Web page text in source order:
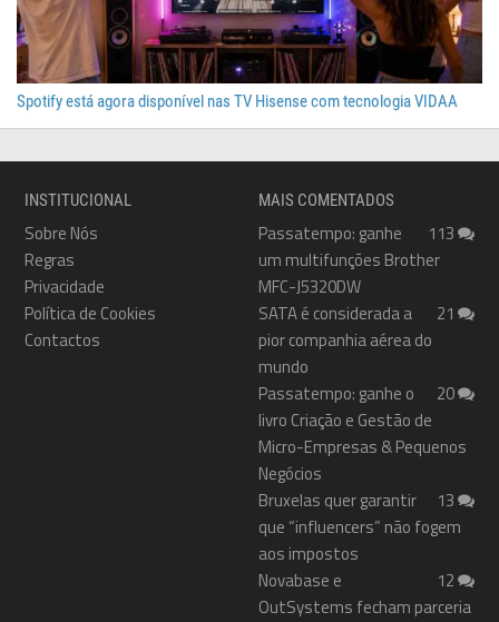
Spotify está agora disponível nas TV Hisense com tecnologia VIDAA
INSTITUCIONAL
Sobre Nós
Regras
Privacidade
Política de Cookies
Contactos
MAIS COMENTADOS
113
Passatempo: ganhe
um multifunções Brother
MFC-J5320DW
21
SATA é considerada a
pior companhia aérea do
mundo
20
Passatempo: ganhe o
livro Criação e Gestão de
Micro-Empresas & Pequenos
Negócios
13
Bruxelas quer garantir
que “influencers” não fogem
aos impostos
12
Novabase e
OutSystems fecham parceria